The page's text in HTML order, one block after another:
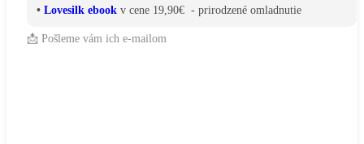
• Lovesilk ebook v cene 19,90€ - prirodzené omladnutie
📩 Pošleme vám ich e-mailom